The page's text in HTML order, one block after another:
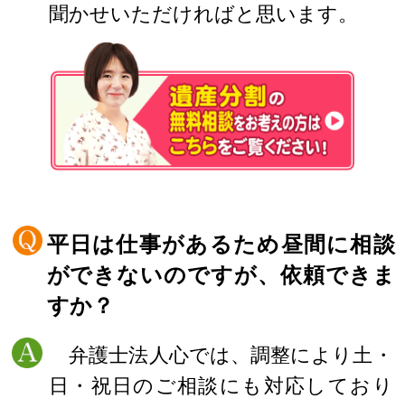
聞かせいただければと思います。
平日は仕事があるため昼間に相談
ができないのですが、依頼できま
すか？
弁護士法人心では、調整により土・
日・祝日のご相談にも対応しており